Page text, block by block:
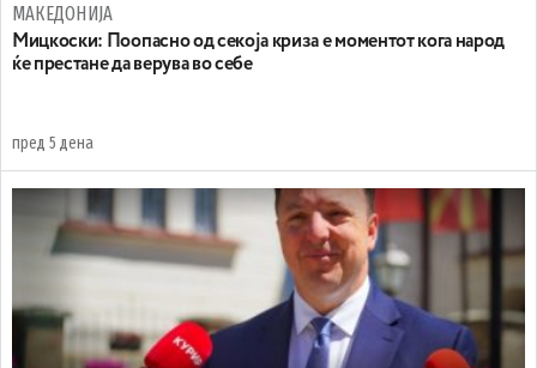
МАКЕДОНИЈА
Мицкоски: Поопасно од секоја криза е моментот кога народ
ќе престане да верува во себе
пред 5 дена